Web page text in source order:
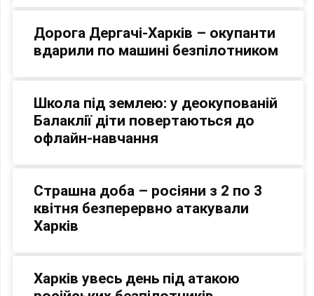
Дорога Дергачі-Харків – окупанти
вдарили по машині безпілотником
Школа під землею: у деокупованій
Балаклії діти повертаються до
офлайн-навчання
Страшна доба – росіяни з 2 по 3
квітня безперервно атакували
Харків
Харків увесь день під атакою